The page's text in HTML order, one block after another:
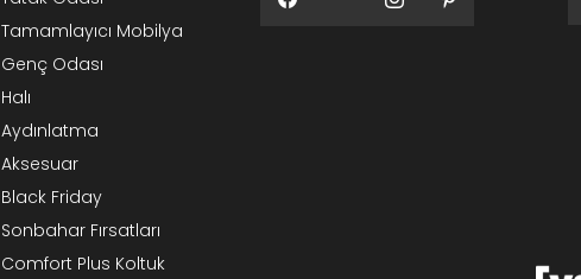
Tamamlayıcı Mobilya
Genç Odası
Halı
Aydınlatma
Aksesuar
Black Friday
Sonbahar Fırsatları
Comfort Plus Koltuk